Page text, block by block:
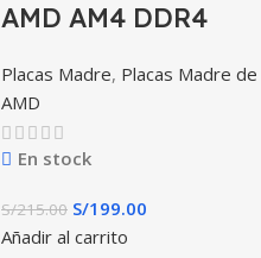
AMD AM4 DDR4
Placas Madre, Placas Madre de
AMD
En stock
S/215.00 S/199.00
Añadir al carrito